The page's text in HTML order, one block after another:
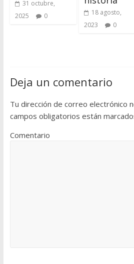
31 octubre,
2025
0
18 agosto,
2023
0
Deja un comentario
Tu dirección de correo electrónico
campos obligatorios están
Comentario